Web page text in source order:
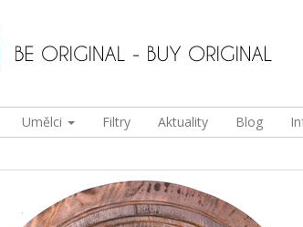
Umělci Filtry Aktuality Blog